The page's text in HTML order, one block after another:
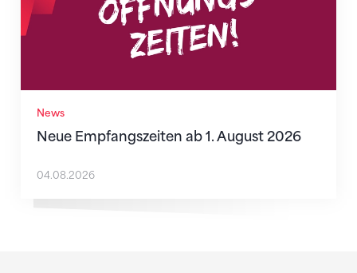
News
Neue Empfangszeiten ab 1. August 2026
04.08.2026